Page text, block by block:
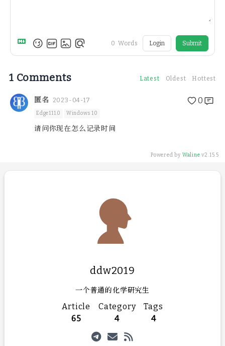
0 Words Login Submit
1 Comments Latest Oldest Hottest
匿名 2023-04-17 0
Edge111.0 Windows 10
请问你现在怎么记录时间
Powered by Waline v2.15.5
ddw2019
一个普通的化学研究生
Article
65
Category
4
Tags
4